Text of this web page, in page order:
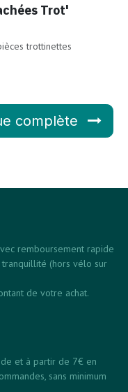
Trot'
trottinettes
complète
remboursement rapide
(hors vélo sur
de votre achat.
et à partir de 7€ en
sans minimum